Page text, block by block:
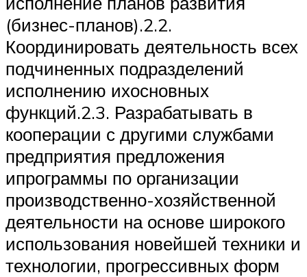
(бизнес-планов).2.2.
Координировать деятельность всех
подчиненных подразделений
исполнению ихосновных
функций.2.3. Разрабатывать в
кооперации с другими службами
предприятия предложения
ипрограммы по организации
производственно-хозяйственной
деятельности на основе широкого
использования новейшей техники и
технологии, прогрессивных форм